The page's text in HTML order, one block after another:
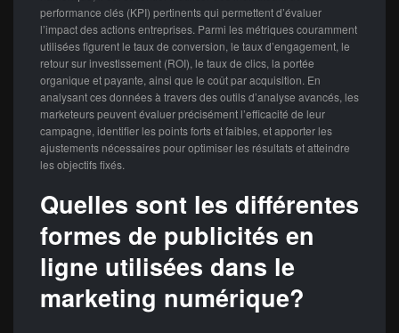
performance clés (KPI) pertinents qui permettent d’évaluer
l’impact des actions entreprises. Parmi les métriques couramment
utilisées figurent le taux de conversion, le taux d’engagement, le
retour sur investissement (ROI), le taux de clics, la portée
organique et payante, ainsi que le coût par acquisition. En
analysant ces données à travers des outils d’analyse avancés, les
marketeurs peuvent évaluer précisément l’efficacité de leur
campagne, identifier les points forts et faibles, et apporter les
ajustements nécessaires pour optimiser les résultats et atteindre
les objectifs fixés.
Quelles sont les différentes
formes de publicités en
ligne utilisées dans le
marketing numérique?